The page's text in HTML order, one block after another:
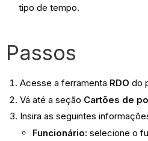
tipo de tempo.
Passos
Acesse a ferramenta RDO do
Vá até a seção Cartões de
Insira as seguintes
Funcionário: selecione o